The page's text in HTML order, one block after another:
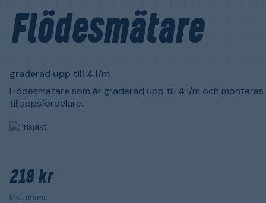
Flödesmätare
graderad upp till 4 l/m
Flödesmätare som är graderad upp till 4 l/m och monteras
tilloppsfördelare.
218 kr
Inkl. moms